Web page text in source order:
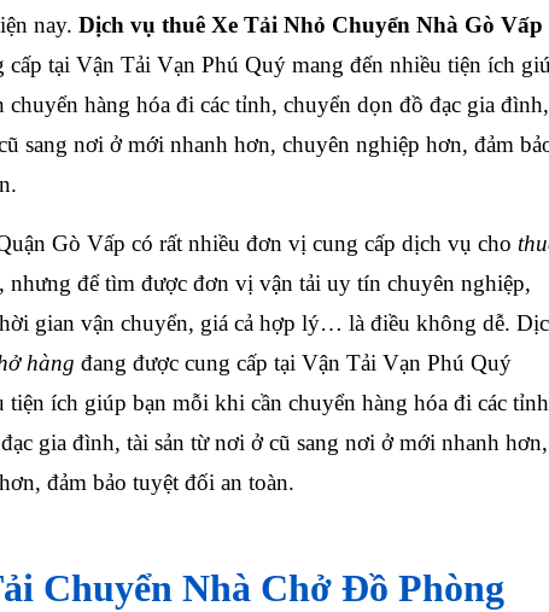
nay. Dịch vụ thuê Xe Tải Nhỏ Chuyển Nhà Gò Vấp
cấp tại Vận Tải Vạn Phú Quý mang đến nhiều tiện ích
chuyển hàng hóa đi các tỉnh, chuyển dọn đồ đạc gia đình,
sang nơi ở mới nhanh hơn, chuyên nghiệp hơn, đảm
Gò Vấp có rất nhiều đơn vị cung cấp dịch vụ cho
, nhưng để tìm được đơn vị vận tải uy tín chuyên nghiệp,
gian vận chuyển, giá cả hợp lý… là điều không dễ.
hàng đang được cung cấp tại Vận Tải Vạn Phú Quý
tiện ích giúp bạn mỗi khi cần chuyển hàng hóa đi các
gia đình, tài sản từ nơi ở cũ sang nơi ở mới nhanh hơn,
đảm bảo tuyệt đối an toàn.
Chuyển Nhà Chở Đồ Phòng